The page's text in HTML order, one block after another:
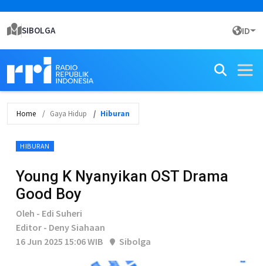
SIBOLGA ID
Home Gaya Hidup Hiburan
HIBURAN
Young K Nyanyikan OST Drama
Good Boy
Oleh - Edi Suheri
Editor - Deny Siahaan
16 Jun 2025 15:06 WIB
Sibolga